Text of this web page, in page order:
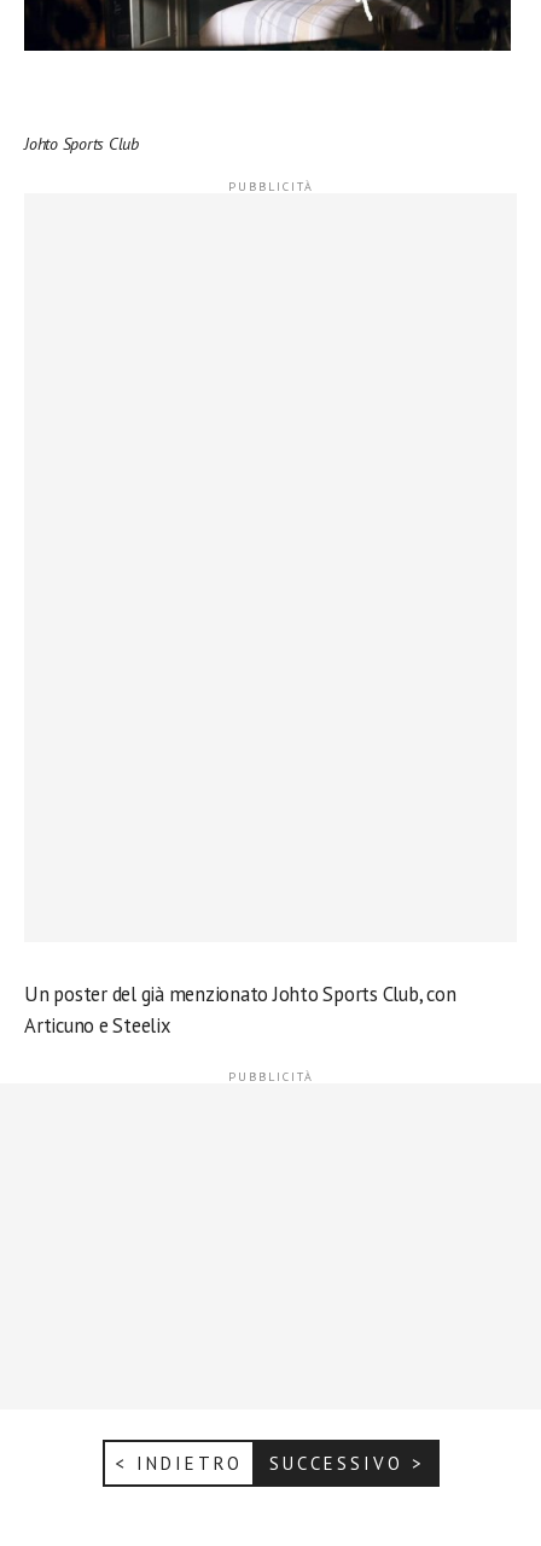
Johto Sports Club
Un poster del già menzionato Johto Sports Club, con
Articuno e Steelix
< INDIETRO SUCCESSIVO >